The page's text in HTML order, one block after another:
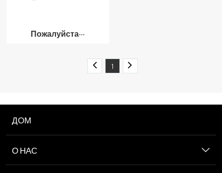
Пожалуйста···
1
ДОМ
О НАС